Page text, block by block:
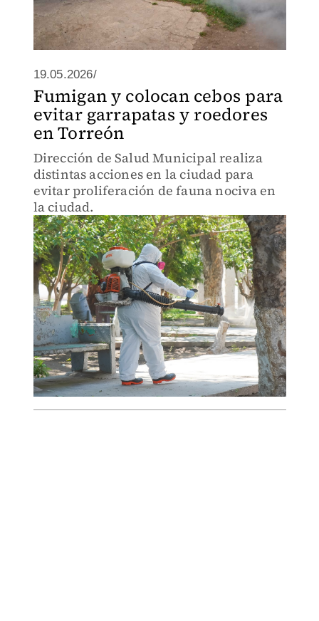
19.05.2026/
Fumigan y colocan cebos para
evitar garrapatas y roedores
en Torreón
Dirección de Salud Municipal realiza
distintas acciones en la ciudad para
evitar proliferación de fauna nociva en
la ciudad.